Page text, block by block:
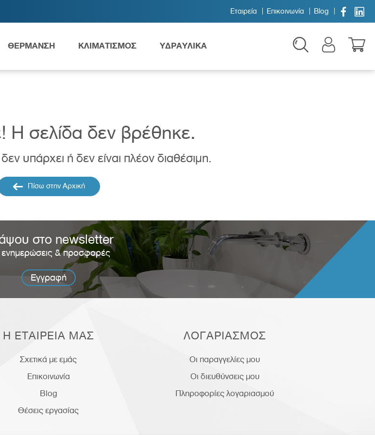
Εταιρεία Επικοινωνία Blog  
Νιπτήρες AMEA
ΘΕΡΜΑΝΣΗ ΚΛΙΜΑΤΙΣΜΟΣ ΥΔΡΑΥΛΙΚΑ
H σελίδα δεν βρέθηκε.
υπάρχει ή δεν είναι πλέον διαθέσιμη.
Πίσω στην Αρχική
στο newsletter
ενημερώσεις & προσφορές
Εγγραφή
Η ΕΤΑΙΡΕΙΑ ΜΑΣ
Σχετικά με εμάς
Επικοινωνία
Blog
Θέσεις εργασίας
ΛΟΓΑΡΙΑΣΜΟΣ
Οι παραγγελίες μου
Οι διευθύνσεις μου
Πληροφορίες λογαριασμού